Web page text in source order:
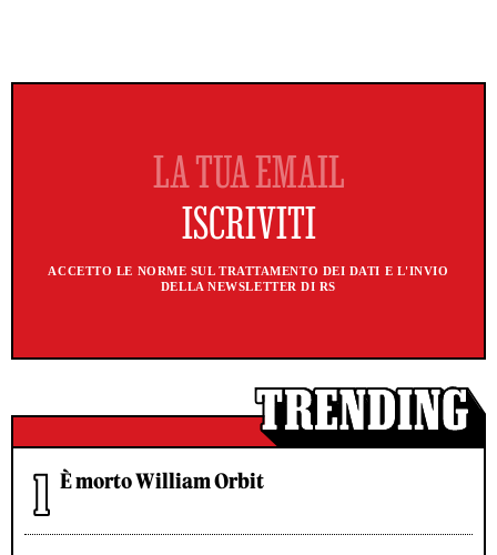
ACCETTO LE NORME SUL TRATTAMENTO DEI DATI E L'INVIO
DELLA NEWSLETTER DI RS
È morto William Orbit